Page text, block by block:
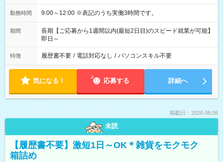
勤務時間 9:00～12:00 ※表記のうち実働3時間です。
期間
長期【ご応募から1週間以内(最短2日目)のスピード就業が可能】
即日～
特徴 履歴書不要 / 電話対応なし / パソコンスキル不要
気になる！ 応募する 詳細へ
掲載日：2026.08.06
未読
【履歴書不要】激短1日～OK＊雑貨をモクモク
箱詰め